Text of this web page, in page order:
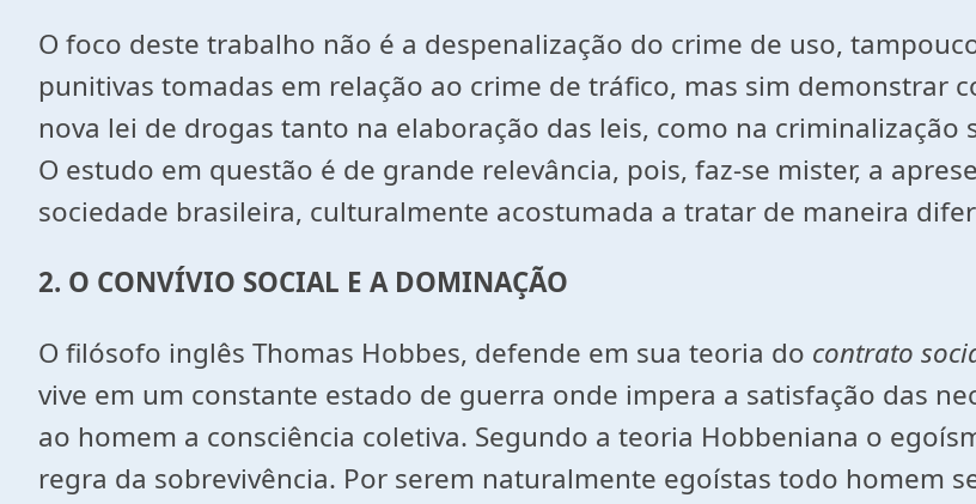
O foco deste trabalho não é a despenalização do crime de uso,
punitivas tomadas em relação ao crime de tráfico, mas sim demonstrar
nova lei de drogas tanto na elaboração das leis, como na
O estudo em questão é de grande relevância, pois, faz-se mister, a
sociedade brasileira, culturalmente acostumada a tratar de maneira
2. O CONVÍVIO SOCIAL E A DOMINAÇÃO
O filósofo inglês Thomas Hobbes, defende em sua teoria do contrato
vive em um constante estado de guerra onde impera a satisfação das
ao homem a consciência coletiva. Segundo a teoria Hobbeniana o
regra da sobrevivência. Por serem naturalmente egoístas todo homem